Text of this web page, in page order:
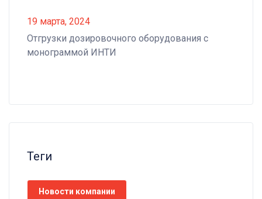
19 марта, 2024
Отгрузки дозировочного оборудования с
монограммой ИНТИ
Теги
Новости компании